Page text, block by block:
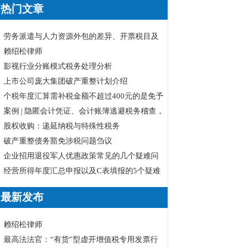
热门文章
劳务派遣与人力资源外包的差异、开票税目及
税率
赖绍松律师
影视行业分账模式税务处理分析
上市公司庞大集团破产重整计划介绍
个税年度汇算需补税金额不超过400元的是免予
申报还是免予补缴
案例 | 隐匿会计凭证、会计账簿逃避税务稽查，
小心被判刑！
股权收购：递延纳税与特殊性税务
破产重整债务豁免涉税问题刍议
企业招用退役军人优惠政策常见的几个疑难问
题解答
经营所得年度汇总申报以及C表填报的5个疑难
问题
最新发布
赖绍松律师
最高法法官：“有货”型虚开增值税专用发票行